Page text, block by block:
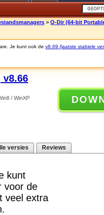
> Q-Dir (64-bit
Je kunt ook de v8.69 (laatste stabiele
v8.66
/ WinXP
versies Reviews
kunt
voor de
veel extra